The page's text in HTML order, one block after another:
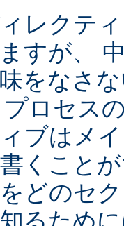
レクテ
すが、
をなさ
ロセス
ブはメ
くこと
どのセ
るため